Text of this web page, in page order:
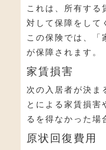
これは、所有する
対して保障をして
この保険では、「
が保障されます。
家賃損害
次の入居者が決ま
とによる家賃損害
るを得なかった場
原状回復費用